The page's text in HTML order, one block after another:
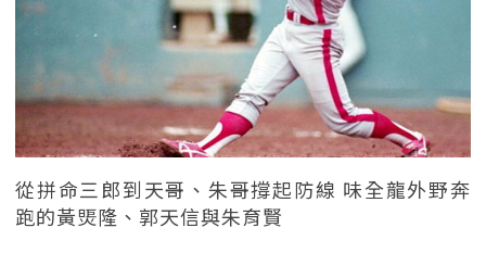
從拼命三郎到天哥、朱哥撐起防線 味全龍外野奔
跑的黃煚隆、郭天信與朱育賢